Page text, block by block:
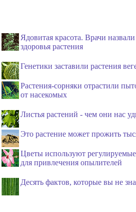
Ядовитая красота. Врачи
здоровья растения
Генетики заставили растения
Растения-сорняки отрастили
от насекомых
Листья растений - чем они нас
Это растение может прожить
Цветы используют
для привлечения опылителей
Десять фактов, которые вы не